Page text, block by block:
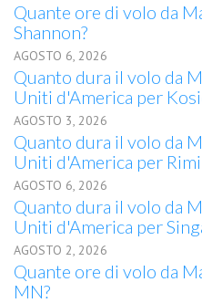
Quante ore di volo da
Shannon?
AGOSTO 6, 2026
Quanto dura il volo da
Uniti d'America per
AGOSTO 3, 2026
Quanto dura il volo da
Uniti d'America per
AGOSTO 6, 2026
Quanto dura il volo da
Uniti d'America per
AGOSTO 2, 2026
Quante ore di volo da
MN?